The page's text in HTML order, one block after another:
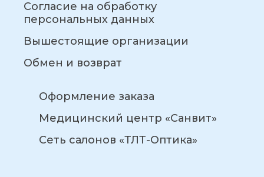
Согласие на обработку
персональных данных
Вышестоящие организации
Обмен и возврат
Оформление заказа
Медицинский центр «Санвит»
Сеть салонов «ТЛТ-Оптика»